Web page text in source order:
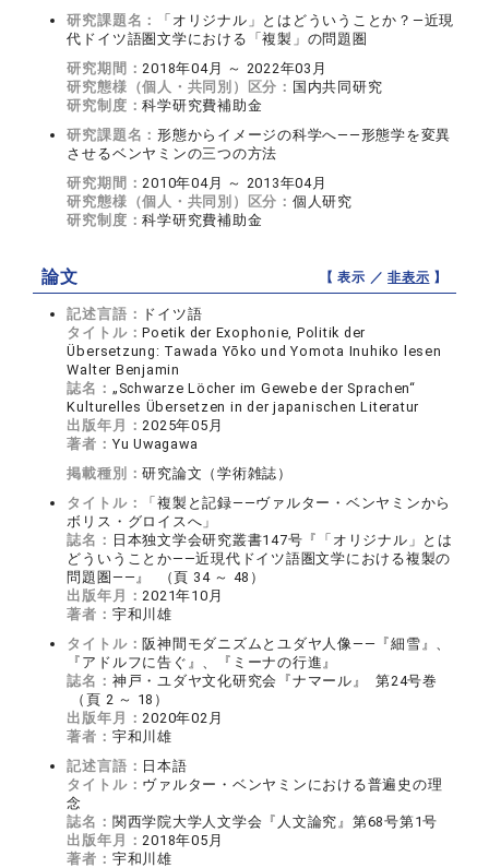
研究課題名：
「オリジナル」とはどういうことか？―近現
代ドイツ語圏文学における「複製」の問題圏
研究期間：2018年04月 ～ 2022年03月
研究態様（個人・共同別）区分： 国内共同研究
研究制度：科学研究費補助金
研究課題名：形態からイメージの科学へ――形態学を変異
させるベンヤミンの三つの方法
研究期間：2010年04月 ～ 2013年04月
研究態様（個人・共同別）区分： 個人研究
研究制度：科学研究費補助金
論文 【 表示 ／非表示 】
記述言語： ドイツ語
タイトル：Poetik der Exophonie, Politik der
Übersetzung: Tawada Yōko und Yomota Inuhiko lesen
Walter Benjamin
誌名： „Schwarze Löcher im Gewebe der Sprachen“
Kulturelles Übersetzen in der japanischen Literatur
出版年月：2025年05月
著者： Yu Uwagawa
掲載種別：研究論文（学術雑誌）
タイトル：
「複製と記録――ヴァルター・ベンヤミンから
ボリス・グロイスへ」
誌名： 日本独文学会研究叢書147号『「オリジナル」とは
どういうことか――近現代ドイツ語圏文学における複製の
問題圏――』 （頁 34 ～ 48）
出版年月：2021年10月
著者： 宇和川雄
タイトル： 阪神間モダニズムとユダヤ人像――『細雪』、
『アドルフに告ぐ』、『ミーナの行進』
誌名： 神戸・ユダヤ文化研究会『ナマール』 第24号巻
（頁 2 ～ 18）
出版年月：2020年02月
著者： 宇和川雄
記述言語： 日本語
タイトル： ヴァルター・ベンヤミンにおける普遍史の理
念
誌名： 関西学院大学人文学会『人文論究』第68号第1号
出版年月：2018年05月
著者： 宇和川雄